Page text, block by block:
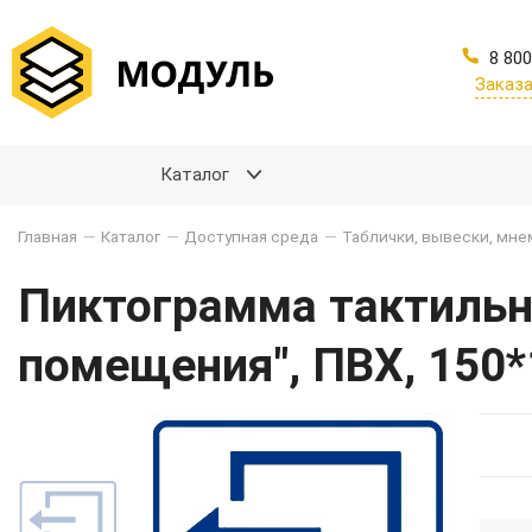
8
Каталог
Главная — Каталог — Доступная среда — Таблички, вывески,
Пиктограмма
помещения", ПВХ,